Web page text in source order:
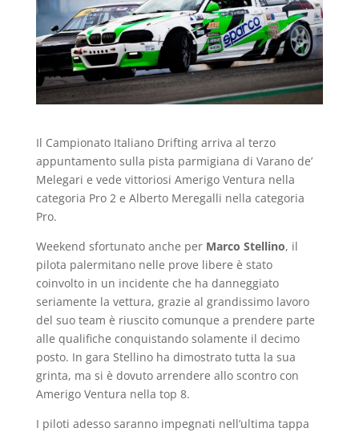
Il Campionato Italiano Drifting arriva al terzo
appuntamento sulla pista parmigiana di Varano de’
Melegari e vede vittoriosi Amerigo Ventura nella
categoria Pro 2 e Alberto Meregalli nella categoria
Pro.
Weekend sfortunato anche per Marco Stellino, il
pilota palermitano nelle prove libere è stato
coinvolto in un incidente che ha danneggiato
seriamente la vettura, grazie al grandissimo lavoro
del suo team è riuscito comunque a prendere parte
alle qualifiche conquistando solamente il decimo
posto. In gara Stellino ha dimostrato tutta la sua
grinta, ma si è dovuto arrendere allo scontro con
Amerigo Ventura nella top 8.
I piloti adesso saranno impegnati nell’ultima tappa